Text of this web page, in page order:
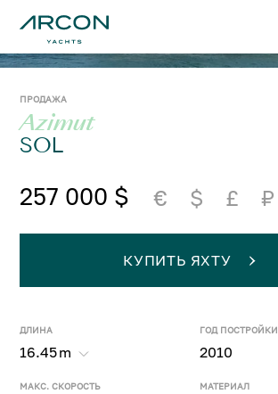
ПРОДАЖА
Azimut
SOL
257 000 $ € $ £ ₽
ДЛИНА
16.45m
ГОД ПОСТРОЙКИ
2010
МАКС. СКОРОСТЬ МАТЕРИАЛ
КУПИТЬ ЯХТУ